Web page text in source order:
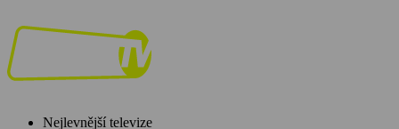
Nejlevnější televize